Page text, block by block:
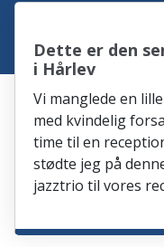
Dette er den
i Hårlev
Vi manglede en
med kvindelig
time til en
stødte jeg på
jazztrio til vores